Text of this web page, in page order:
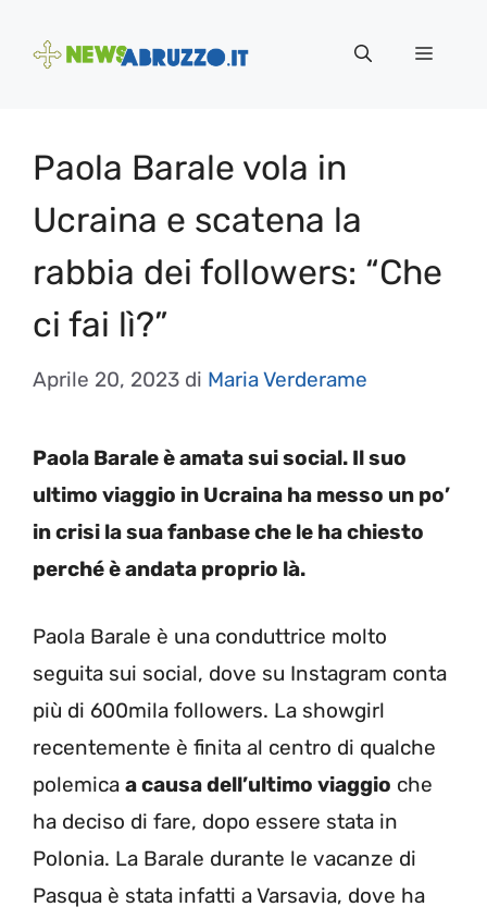
Menu
Paola Barale vola in
Ucraina e scatena la
rabbia dei followers: “Che
ci fai lì?”
Aprile 20, 2023 di Maria Verderame
Paola Barale è amata sui social. Il suo
ultimo viaggio in Ucraina ha messo un po’
in crisi la sua fanbase che le ha chiesto
perché è andata proprio là.
Paola Barale è una conduttrice molto
seguita sui social, dove su Instagram conta
più di 600mila followers. La showgirl
recentemente è finita al centro di qualche
polemica a causa dell’ultimo viaggio che
ha deciso di fare, dopo essere stata in
Polonia. La Barale durante le vacanze di
Pasqua è stata infatti a Varsavia, dove ha